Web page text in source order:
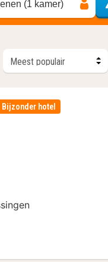
(1 kamer)
Bijzonder hotel